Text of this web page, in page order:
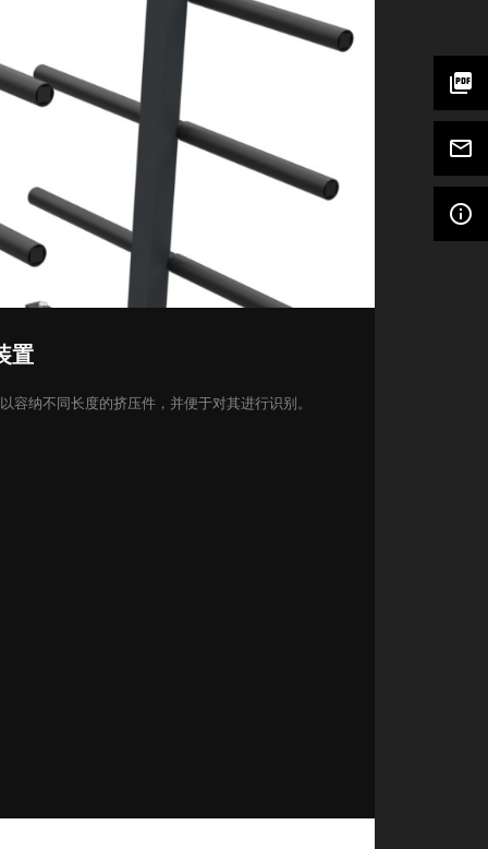
picture_as_pdf
mail_outline
info_outline
置
容纳不同长度的挤压件，并便于对其进行识别。